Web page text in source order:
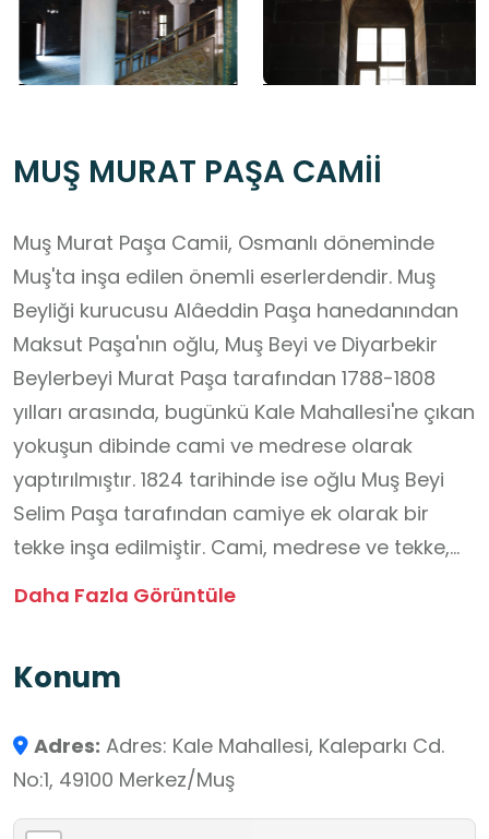
MUŞ MURAT PAŞA CAMİİ
Muş Murat Paşa Camii, Osmanlı döneminde
Muş'ta inşa edilen önemli eserlerdendir. Muş
Beyliği kurucusu Alâeddin Paşa hanedanından
Maksut Paşa'nın oğlu, Muş Beyi ve Diyarbekir
Beylerbeyi Murat Paşa tarafından 1788-1808
yılları arasında, bugünkü Kale Mahallesi'ne çıkan
yokuşun dibinde cami ve medrese olarak
yaptırılmıştır. 1824 tarihinde ise oğlu Muş Beyi
Selim Paşa tarafından camiye ek olarak bir
tekke inşa edilmiştir. Cami, medrese ve tekke,
Cumhuriyet döneminde 1940'lı yıllarda deprem
hâlindeki bu yapıların kalıntıları ortaya
programına alınarak 2023 yılından başlanarak
aslına uygun şekilde yeniden inşa edilmiş ve
2025 yılında ibadete açılmıştır. Tekkenin 1824
Daha Fazla Görüntüle
Konum
Adres: Adres: Kale Mahallesi, Kaleparkı Cd.
No:1, 49100 Merkez/Muş